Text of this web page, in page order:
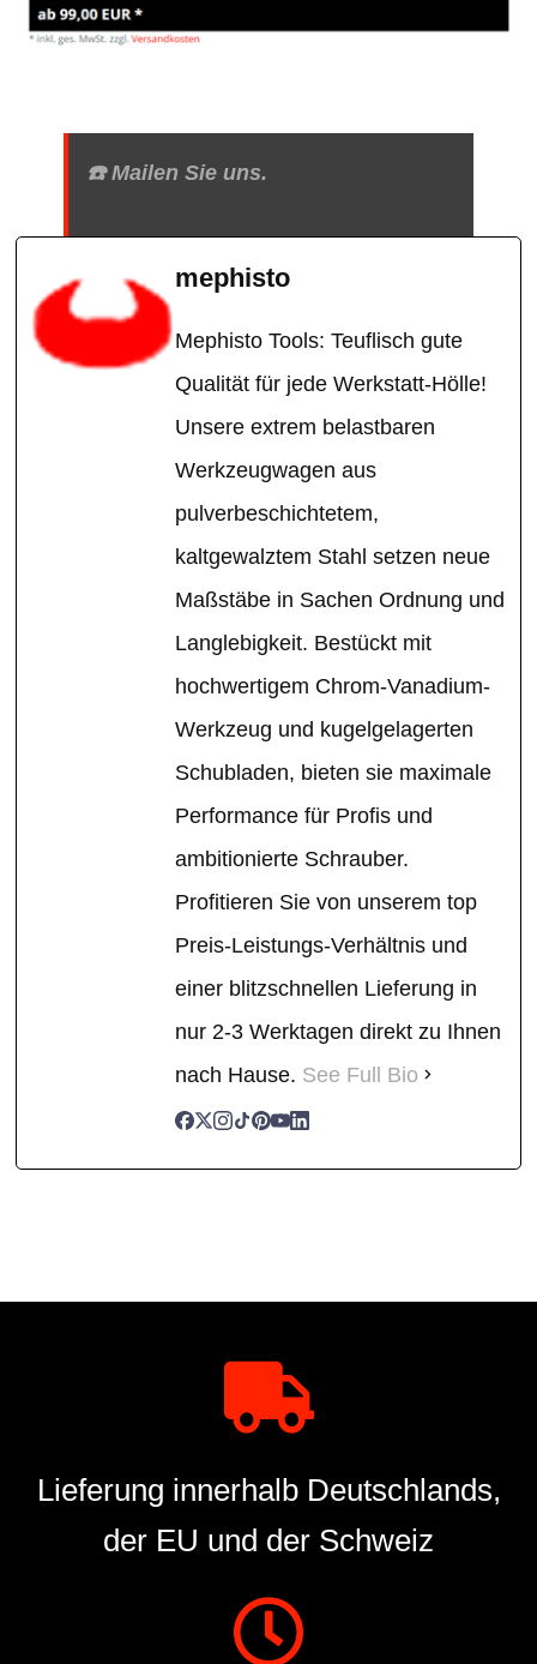
☎️ Mailen Sie uns.
mephisto
Mephisto Tools: Teuflisch gute
Qualität für jede Werkstatt-Hölle!
Unsere extrem belastbaren
Werkzeugwagen aus
pulverbeschichtetem,
kaltgewalztem Stahl setzen neue
Maßstäbe in Sachen Ordnung und
Langlebigkeit. Bestückt mit
hochwertigem Chrom-Vanadium-
Werkzeug und kugelgelagerten
Schubladen, bieten sie maximale
Performance für Profis und
ambitionierte Schrauber.
Profitieren Sie von unserem top
Preis-Leistungs-Verhältnis und
einer blitzschnellen Lieferung in
nur 2-3 Werktagen direkt zu Ihnen
nach Hause. See Full Bio
Lieferung innerhalb Deutschlands,
der EU und der Schweiz